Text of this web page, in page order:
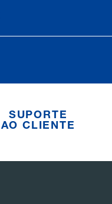
SUPORTE
AO CLIENTE